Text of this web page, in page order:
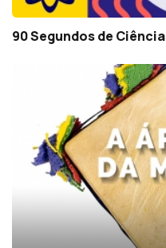
90 Segundos de Ciência